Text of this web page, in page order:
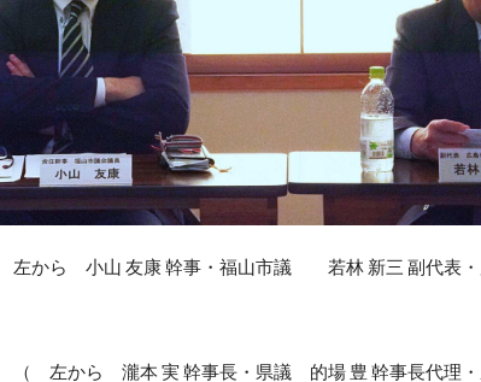
から 小山 友康 幹事・福山市議 若林 新三 副代表・
（ 左から 瀧本 実 幹事長・県議 的場 豊 幹事長代理